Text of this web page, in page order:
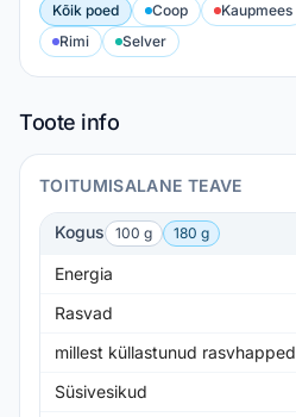
Kõik poed Coop Kaupmees
Rimi
Selver
Toote info
TOITUMISALANE TEAVE
Kogus 100 g 180 g
Energia
Rasvad
millest küllastunud rasvhapped
Süsivesikud